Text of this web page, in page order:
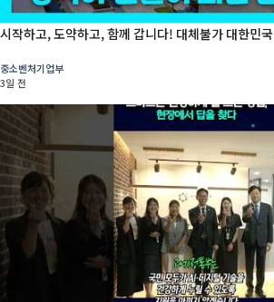
시작하고, 도약하고, 함께 갑니다! 대체불가 대한민국
중소벤처기업부
3일 전